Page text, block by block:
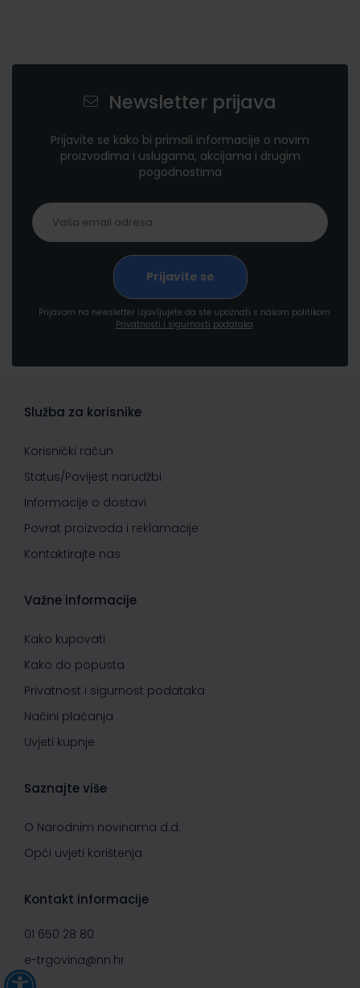
Newsletter prijava
Prijavite se kako bi primali informacije o novim
proizvodima i uslugama, akcijama i drugim
pogodnostima
Prijavom na newsletter izjavljujete da ste upoznati s našom politikom
Privatnosti i sigurnosti podataka
Služba za korisnike
Korisnički račun
Status/Povijest narudžbi
Informacije o dostavi
Povrat proizvoda i reklamacije
Kontaktirajte nas
Važne informacije
Kako kupovati
Kako do popusta
Privatnost i sigurnost podataka
Načini plaćanja
Uvjeti kupnje
Saznajte više
O Narodnim novinama d.d.
Opći uvjeti korištenja
Kontakt informacije
01 650 28 80
e-trgovina@nn.hr